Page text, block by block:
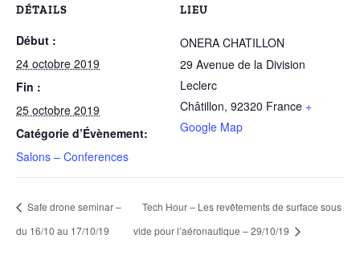
DÉTAILS
Début :
24 octobre 2019
Fin :
25 octobre 2019
Catégorie d’Évènement:
Salons – Conferences
LIEU
ONERA CHATILLON
29 Avenue de la Division
Leclerc
Châtillon, 92320 France +
Google Map
Safe drone seminar –
du 16/10 au 17/10/19
Tech Hour – Les revêtements de surface sous
vide pour l’aéronautique – 29/10/19